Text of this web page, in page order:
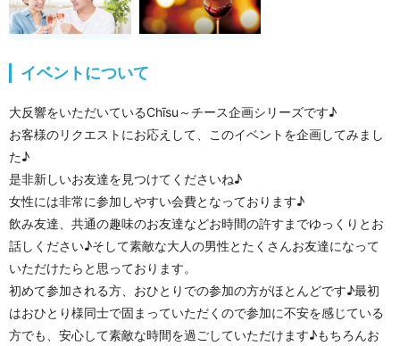
イベントについて
大反響をいただいているChīsu～チース企画シリーズです♪
お客様のリクエストにお応えして、このイベントを企画してみまし
た♪
是非新しいお友達を見つけてくださいね♪
女性には非常に参加しやすい会費となっております♪
飲み友達、共通の趣味のお友達などお時間の許すまでゆっくりとお
話しください♪そして素敵な大人の男性とたくさんお友達になって
いただけたらと思っております。
初めて参加される方、おひとりでの参加の方がほとんどです♪最初
はおひとり様同士で固まっていただくので参加に不安を感じている
方でも、安心して素敵な時間を過ごしていただけます♪もちろんお